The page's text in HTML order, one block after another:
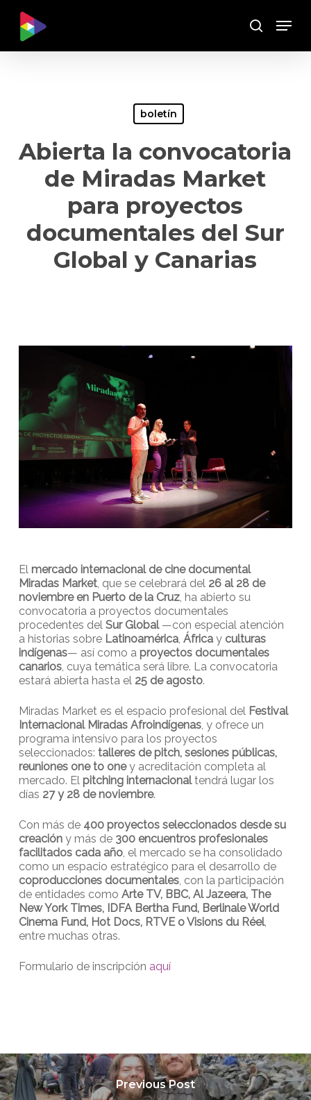
main
Buscar
Menu
boletín
Abierta la convocatoria
de Miradas Market
para proyectos
documentales del Sur
Global y Canarias
El mercado internacional de cine documental
Miradas Market, que se celebrará del 26 al 28 de
noviembre en Puerto de la Cruz, ha abierto su
convocatoria a proyectos documentales
procedentes del Sur Global—con especial atención
a historias sobre Latinoamérica, Áfricay culturas
indígenas— así como a proyectos documentales
canarios, cuya temática será libre. La convocatoria
estará abierta hasta el 25 de agosto.
Miradas Market es el espacio profesional del Festival
Internacional Miradas Afroindígenas, y ofrece un
programa intensivo para los proyectos
seleccionados: talleres de pitch, sesiones públicas,
reuniones one to oney acreditación completa al
mercado. El pitching internacionaltendrá lugar los
días 27 y 28 de noviembre.
Con más de 400 proyectos seleccionados desde su
creacióny más de 300 encuentros profesionales
facilitados cada año, el mercado se ha consolidado
como un espacio estratégico para el desarrollo de
coproducciones documentales, con la participación
de entidades como Arte TV, BBC, Al Jazeera, The
New York Times, IDFA Bertha Fund, Berlinale World
Cinema Fund, Hot Docs, RTVE o Visions du Réel,
entre muchas otras.
Formulario de inscripción aquí
Previous Post